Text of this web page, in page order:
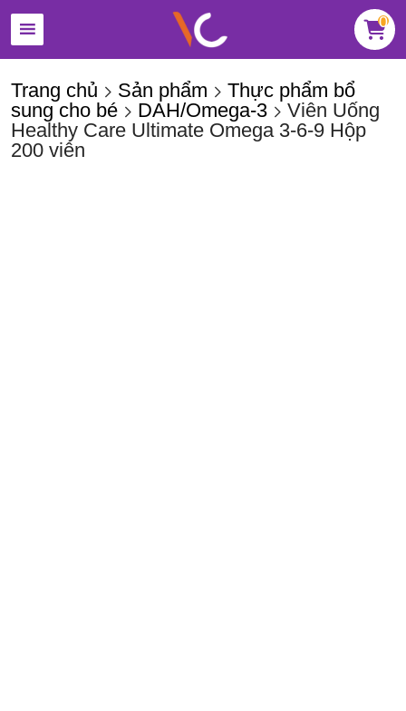
0
Trang chủ Sản phẩm
Thực phẩm bổ
sung cho bé
DAH/Omega-3
Viên Uống
Healthy Care Ultimate Omega 3-6-9 Hộp
200 viên